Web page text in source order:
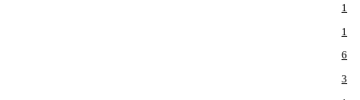
1
1
6
3